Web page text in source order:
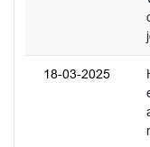
18-03-2025